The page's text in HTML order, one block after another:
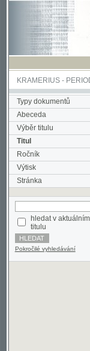
KRAMERIUS-
Typy dokumentů
Abeceda
Výběr titulu
Titul
Ročník
Výtisk
Stránka
hledat v aktuálním
Pokročilé vyhledávání